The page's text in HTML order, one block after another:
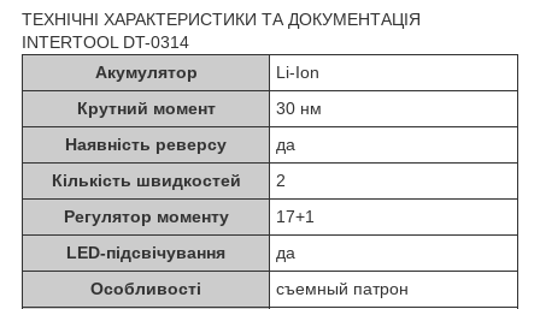
ТЕХНІЧНІ ХАРАКТЕРИСТИКИ ТА ДОКУМЕНТАЦІЯ
INTERTOOL DT-0314
Акумулятор
Li-Ion
Крутний момент
30 нм
Наявність реверсу
да
Кількість швидкостей
2
Регулятор моменту
17+1
LED-підсвічування
да
Особливості
съемный патрон